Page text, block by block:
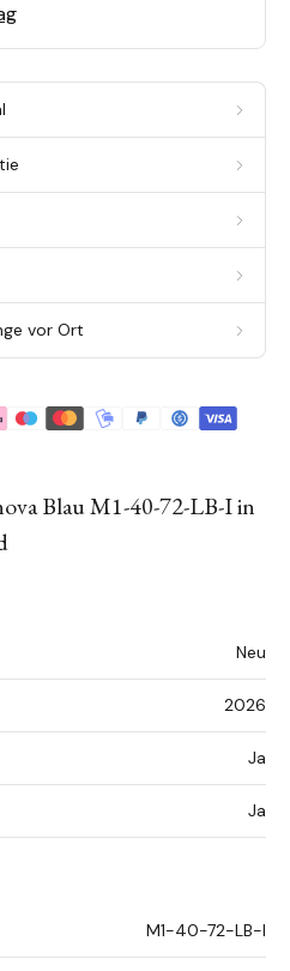
vor Ort
Blau M1-40-72-LB-I in
Neu
2026
Ja
Ja
M1-40-72-LB-I